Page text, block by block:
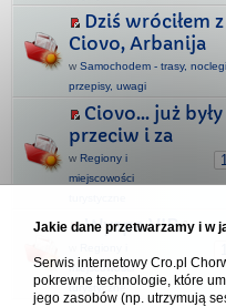
Dziś wróciłem
Ciovo, Arbanija
w Samochodem - trasy,
przepisy, uwagi
Ciovo... już były
przeciw i za
w Regiony i
miejscowości
Wyspa VIR
miejscowości
turystyczne
Jakie dane przetwarzamy i w
Serwis internetowy Cro.pl
pokrewne technologie, które
jego zasobów (np. utrzymują